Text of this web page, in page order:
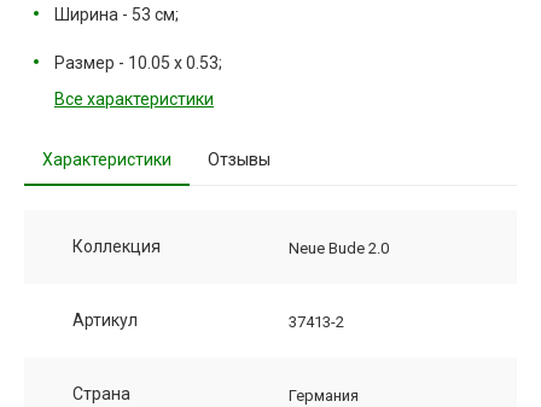
Ширина - 53 см;
Размер - 10.05 х 0.53;
Все характеристики
Характеристики Отзывы
Коллекция Neue Bude 2.0
Артикул 37413-2
Страна Германия